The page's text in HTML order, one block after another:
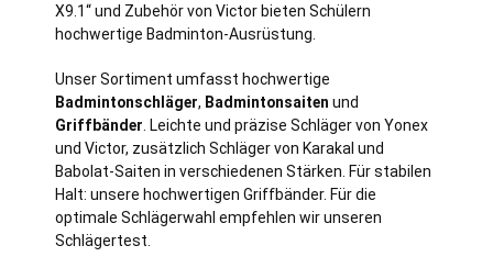
X9.1“ und Zubehör von Victor bieten Schülern
hochwertige Badminton-Ausrüstung.
Unser Sortiment umfasst hochwertige
Badmintonschläger, Badmintonsaiten und
Griffbänder . Leichte und präzise Schläger von Yonex
und Victor, zusätzlich Schläger von Karakal und
Babolat-Saiten in verschiedenen Stärken. Für stabilen
Halt: unsere hochwertigen Griffbänder. Für die
optimale Schlägerwahl empfehlen wir unseren
Schlägertest.